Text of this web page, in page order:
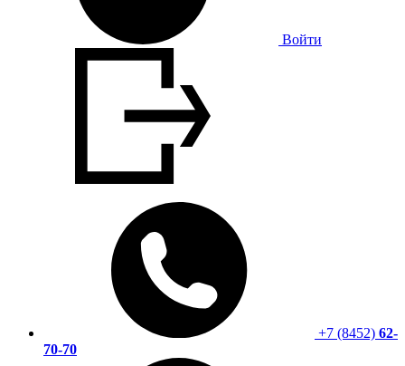
Войти
+7 (8452) 62-
70-70